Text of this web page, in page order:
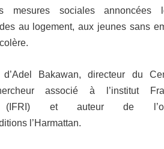
mesures sociales
au logement, aux jeunes sans
d’Adel Bakawan, directeur du
associé à l’institut
(IFRI) et auteur de
l’Harmattan.